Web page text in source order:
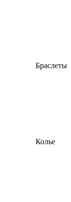
Браслеты
Колье